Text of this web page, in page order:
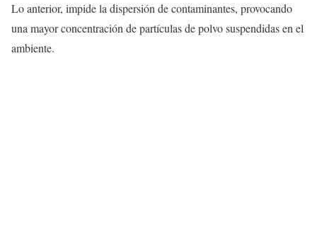
Lo anterior, impide la dispersión de contaminantes, provocando
una mayor concentración de partículas de polvo suspendidas en el
ambiente.